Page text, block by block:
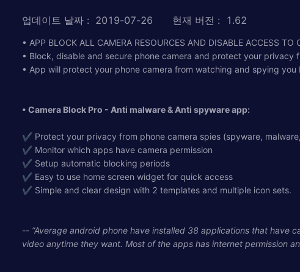
업데이트 날짜 : 2019-07-26 현재 버전 : 1.62
• APP BLOCK ALL CAMERA RESOURCES AND DISABLE ACCESS
• Block, disable and secure phone camera and protect your privacy
• App will protect your phone camera from watching and spying
• Camera Block Pro - Anti malware & Anti spyware app:
✔ Protect your privacy from phone camera spies (spyware,
✔ Monitor which apps have camera permission
✔ Setup automatic blocking periods
✔ Easy to use home screen widget for quick access
✔ Simple and clear design with 2 templates and multiple icon sets.
-- “Average android phone have installed 38 applications that have
video anytime they want. Most of the apps has internet permission